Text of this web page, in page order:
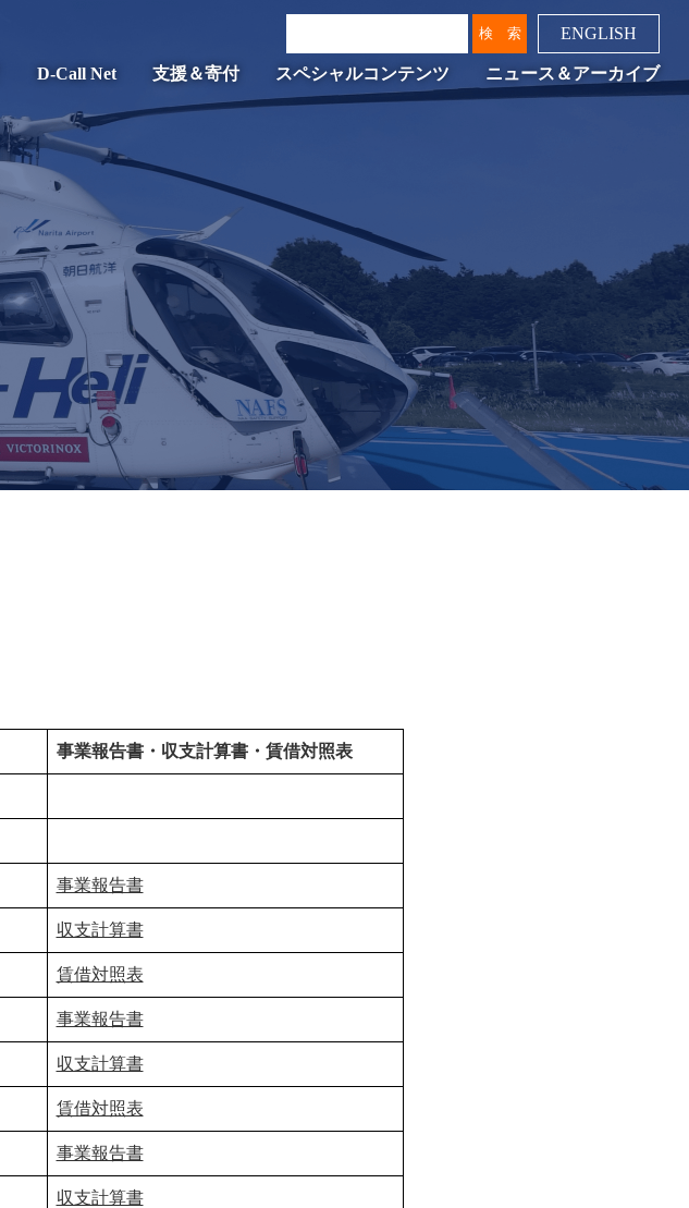
ENGLISH
D-Call Net 支援＆寄付 スペシャルコンテンツ ニュース＆アーカイブ
事業報告書・収支計算書・賃借対照表
事業報告書
収支計算書
賃借対照表
事業報告書
収支計算書
賃借対照表
事業報告書
収支計算書